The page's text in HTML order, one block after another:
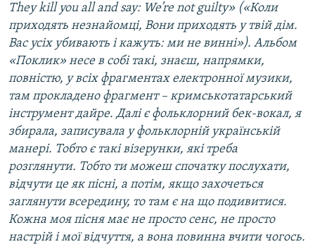
They kill you all and say: We’re not guilty» («Коли
приходять незнайомці, Вони приходять у твій дім.
Вас усіх убивають і кажуть: ми не винні»). Альбом
«Поклик» несе в собі такі, знаєш, напрямки,
повністю, у всіх фрагментах електронної музики,
там прокладено фрагмент – кримськотатарський
інструмент дайре. Далі є фольклорний бек-вокал, я
збирала, записувала у фольклорній українській
манері. Тобто є такі візерунки, які треба
розглянути. Тобто ти можеш спочатку послухати,
відчути це як пісні, а потім, якщо захочеться
заглянути всередину, то там є на що подивитися.
Кожна моя пісня має не просто сенс, не просто
настрій і мої відчуття, а вона повинна вчити чогось.